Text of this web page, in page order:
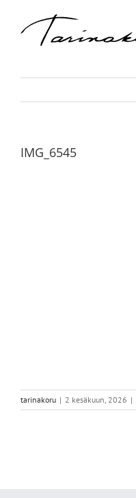
IMG_6545
tarinakoru | 2 kesäkuun, 2026 |